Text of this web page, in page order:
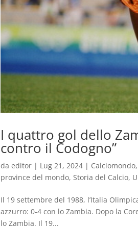
I quattro gol dello
contro il Codogno”
daeditor | Lug 21, 2024 | Calciomondo,
province del mondo,Storia del Calcio,
Il 19 settembre del 1988, l’Italia
azzurro: 0-4 con lo Zambia. Dopo la
lo Zambia. Il 19...